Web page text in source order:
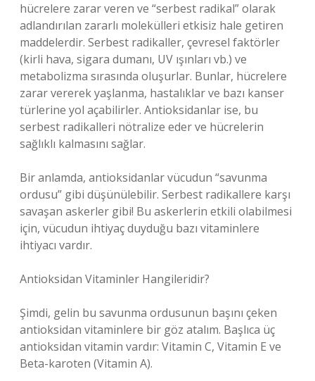
hücrelere zarar veren ve “serbest radikal” olarak
adlandırılan zararlı molekülleri etkisiz hale getiren
maddelerdir. Serbest radikaller, çevresel faktörler
(kirli hava, sigara dumanı, UV ışınları vb.) ve
metabolizma sırasında oluşurlar. Bunlar, hücrelere
zarar vererek yaşlanma, hastalıklar ve bazı kanser
türlerine yol açabilirler. Antioksidanlar ise, bu
serbest radikalleri nötralize eder ve hücrelerin
sağlıklı kalmasını sağlar.
Bir anlamda, antioksidanlar vücudun “savunma
ordusu” gibi düşünülebilir. Serbest radikallere karşı
savaşan askerler gibi! Bu askerlerin etkili olabilmesi
için, vücudun ihtiyaç duyduğu bazı vitaminlere
ihtiyacı vardır.
Antioksidan Vitaminler Hangileridir?
Şimdi, gelin bu savunma ordusunun başını çeken
antioksidan vitaminlere bir göz atalım. Başlıca üç
antioksidan vitamin vardır: Vitamin C, Vitamin E ve
Beta-karoten (Vitamin A).